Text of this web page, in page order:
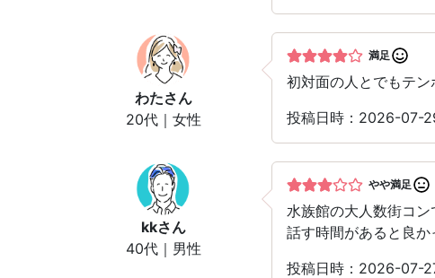
わたさん
20代｜女性
満足
初対面の人とでもテン
投稿日時：2026-07-
kkさん
40代｜男性
やや満足
水族館の大人数街コ
話す時間があると良か
投稿日時：2026-07-